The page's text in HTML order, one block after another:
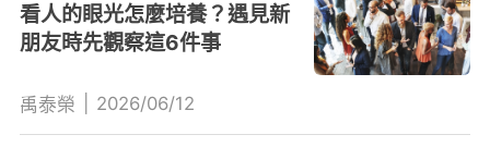
看人的眼光怎麼培養？遇見新
朋友時先觀察這6件事
禹泰榮 2026/06/12